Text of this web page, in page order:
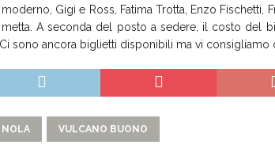
moderno, Gigi e Ross, Fatima Trotta, Enzo Fischetti,
metta. A seconda del posto a sedere, il costo del
sono ancora biglietti disponibili ma vi consigliamo
NOLA VULCANO BUONO